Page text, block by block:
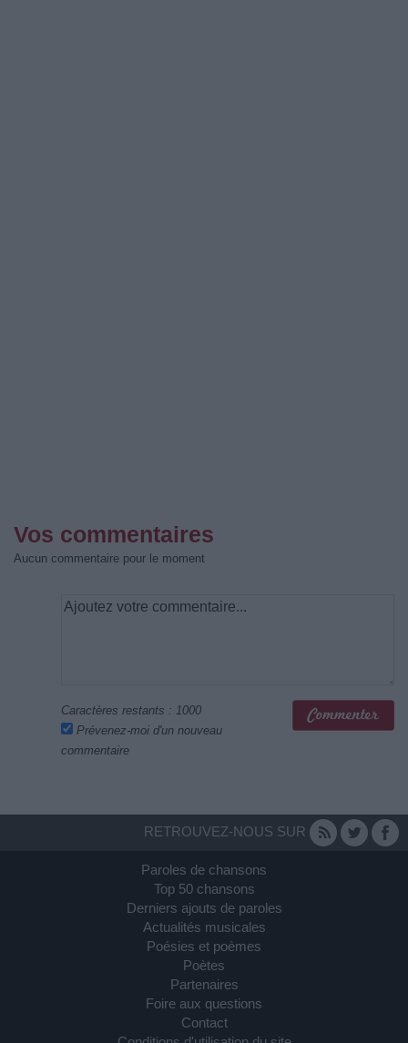
Vos commentaires
Aucun commentaire pour le moment
Caractères restants : 1000
Prévenez-moi d'un nouveau
commentaire
RETROUVEZ-NOUS SUR
Paroles de chansons
Top 50 chansons
Derniers ajouts de paroles
Actualités musicales
Poésies et poèmes
Poètes
Partenaires
Foire aux questions
Contact